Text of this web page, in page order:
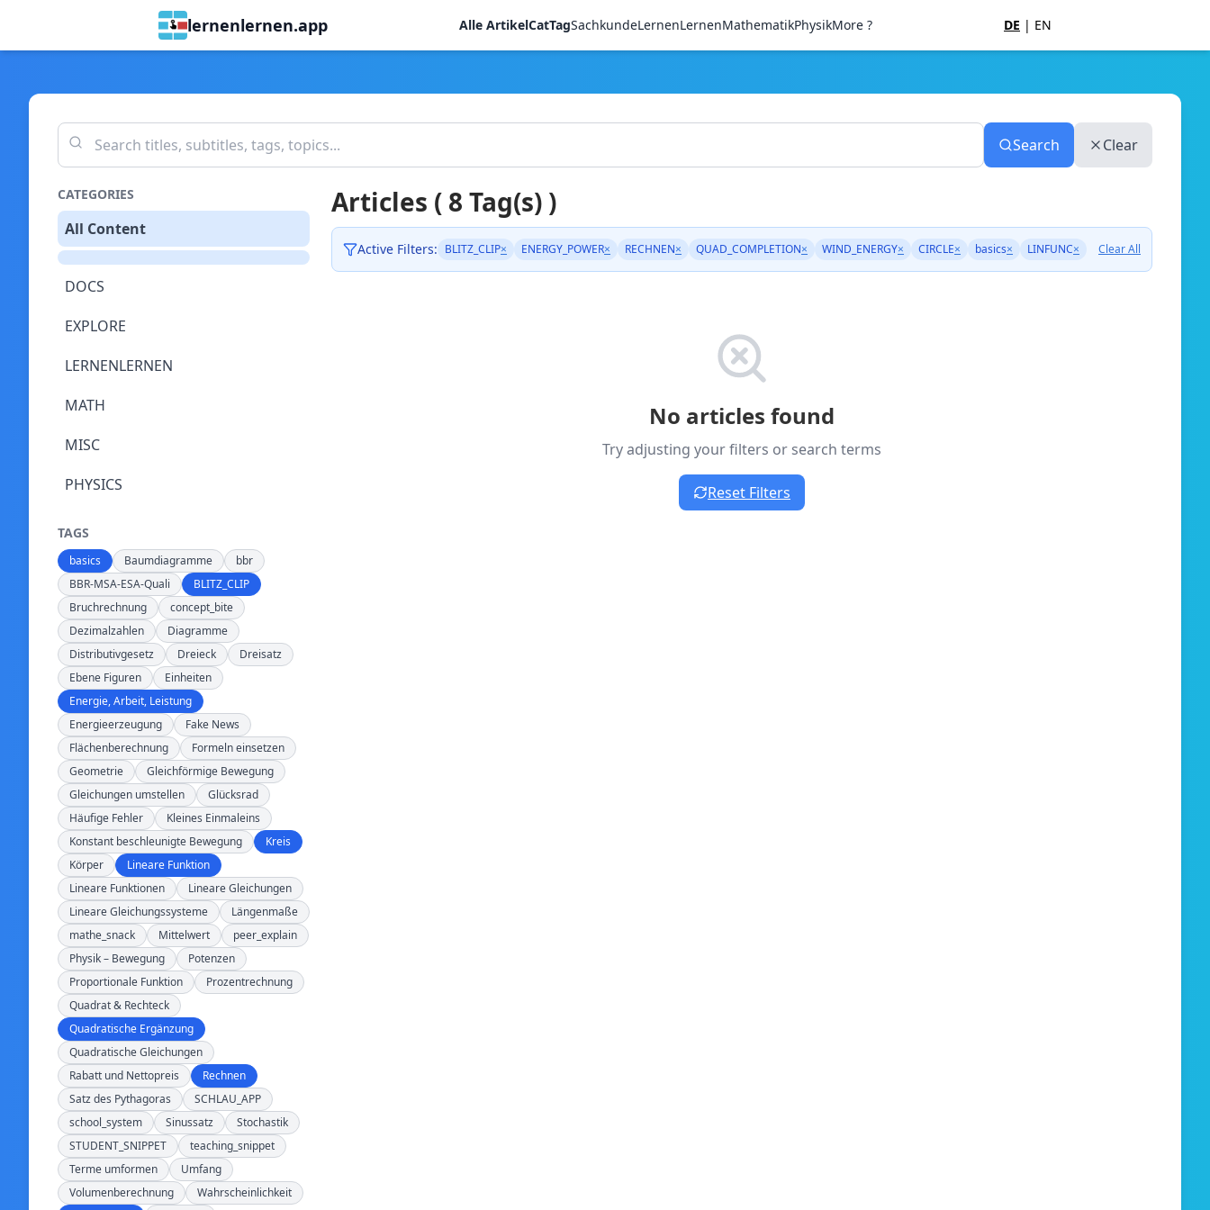
lernenlernen.app Alle ArtikelCatTagSachkundeLernenLernenMathematikPhysikMore ? DE | EN
Search Clear
CATEGORIES
All Content
DOCS
EXPLORE
LERNENLERNEN
MATH
MISC
PHYSICS
TAGS
basics Baumdiagramme
bbr
BBR-MSA-ESA-Quali
BLITZ_CLIP
Bruchrechnung
concept_bite
Dezimalzahlen
Diagramme
Distributivgesetz
Dreieck
Dreisatz
Ebene Figuren
Einheiten
Energie, Arbeit, Leistung
Energieerzeugung
Fake News
Flächenberechnung
Formeln einsetzen
Geometrie
Gleichförmige Bewegung
Gleichungen umstellen
Glücksrad
Häufige Fehler
Kleines Einmaleins
Konstant beschleunigte Bewegung
Kreis
Körper
Lineare Funktion
Lineare Funktionen
Lineare Gleichungen
Lineare Gleichungssysteme
Längenmaße
mathe_snack
Mittelwert
peer_explain
Physik – Bewegung
Potenzen
Proportionale Funktion
Prozentrechnung
Quadrat & Rechteck
Quadratische Ergänzung
Quadratische Gleichungen
Rabatt und Nettopreis
Rechnen
Satz des Pythagoras
SCHLAU_APP
school_system
Sinussatz
Stochastik
STUDENT_SNIPPET
teaching_snippet
Terme umformen
Umfang
Volumenberechnung
Wahrscheinlichkeit
Articles ( 8 Tag(s) )
Active Filters: BLITZ_CLIP× ENERGY_POWER× RECHNEN× QUAD_COMPLETION× WIND_ENERGY× CIRCLE× basics× LINFUNC× Clear All
No articles found
Try adjusting your filters or search terms
Reset Filters